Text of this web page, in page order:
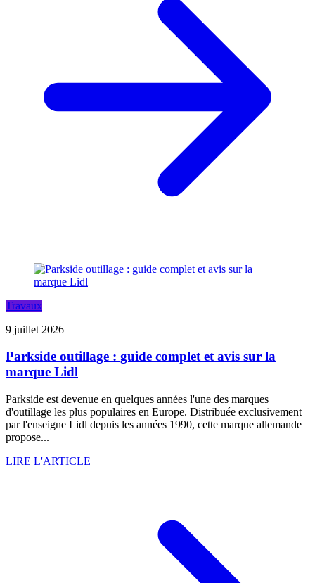
Travaux
9 juillet 2026
Parkside outillage : guide complet et avis sur la
marque Lidl
Parkside est devenue en quelques années l'une des marques
d'outillage les plus populaires en Europe. Distribuée exclusivement
par l'enseigne Lidl depuis les années 1990, cette marque allemande
propose...
LIRE L'ARTICLE